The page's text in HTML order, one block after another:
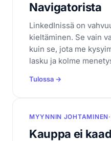
Navigatorista
LinkedInissä on
kieltäminen. Se vain
kuin se, jota me
lasku ja kolme
Tulossa →
MYYNNIN JOHTAMINEN·
Kauppa ei